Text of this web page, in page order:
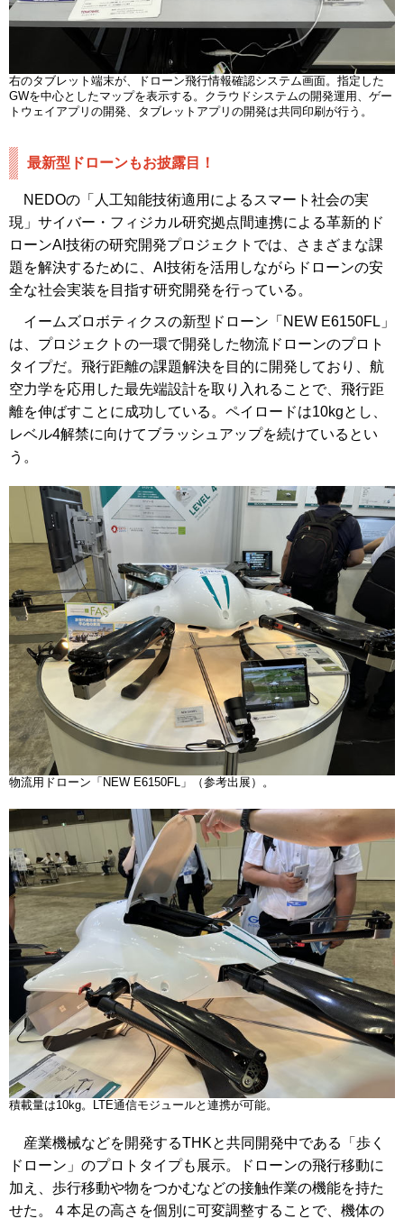
右のタブレット端末が、ドローン飛行情報確認システム画面。指定した
GWを中心としたマップを表示する。クラウドシステムの開発運用、ゲー
トウェイアプリの開発、タブレットアプリの開発は共同印刷が行う。
最新型ドローンもお披露目！
NEDOの「人工知能技術適用によるスマート社会の実
現」サイバー・フィジカル研究拠点間連携による革新的ド
ローンAI技術の研究開発プロジェクトでは、さまざまな課
題を解決するために、AI技術を活用しながらドローンの安
全な社会実装を目指す研究開発を行っている。
イームズロボティクスの新型ドローン「NEW E6150FL」
は、プロジェクトの一環で開発した物流ドローンのプロト
タイプだ。飛行距離の課題解決を目的に開発しており、航
空力学を応用した最先端設計を取り入れることで、飛行距
離を伸ばすことに成功している。ペイロードは10kgとし、
レベル4解禁に向けてブラッシュアップを続けているとい
う。
物流用ドローン「NEW E6150FL」（参考出展）。
積載量は10kg。LTE通信モジュールと連携が可能。
産業機械などを開発するTHKと共同開発中である「歩く
ドローン」のプロトタイプも展示。ドローンの飛行移動に
加え、歩行移動や物をつかむなどの接触作業の機能を持た
せた。４本足の高さを個別に可変調整することで、機体の